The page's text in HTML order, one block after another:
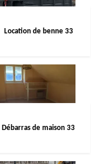
Location de benne 33
Débarras de maison 33